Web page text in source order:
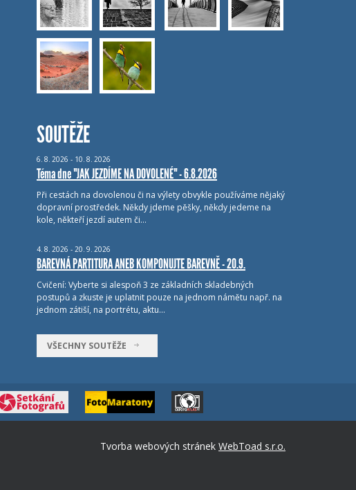
SOUTĚŽE
6. 8. 2026 - 10. 8. 2026
Téma dne "JAK JEZDÍME NA DOVOLENÉ" - 6.8.2026
Při cestách na dovolenou či na výlety obvykle používáme nějaký
dopravní prostředek. Někdy jdeme pěšky, někdy jedeme na
kole, někteří jezdí autem či…
4. 8. 2026 - 20. 9. 2026
BAREVNÁ PARTITURA ANEB KOMPONUJTE BAREVNĚ - 20.9.
Cvičení: Vyberte si alespoň 3 ze základních skladebných
postupů a zkuste je uplatnit pouze na jednom námětu např. na
jednom zátiší, na portrétu, aktu…
VŠECHNY SOUTĚŽE
Tvorba webových stránek WebToad s.r.o.